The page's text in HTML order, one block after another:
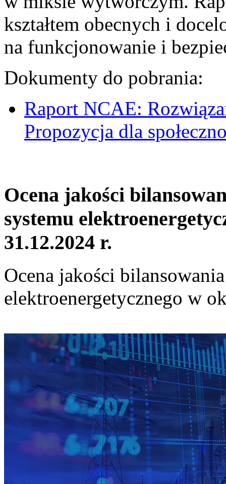
kształtem obecnych i
na funkcjonowanie i
Dokumenty do pobrania:
Raport NCAE:
Propozycja dla
Ocena jakości
systemu
31.12.2024 r.
Ocena jakości
elektroenergetycznego w